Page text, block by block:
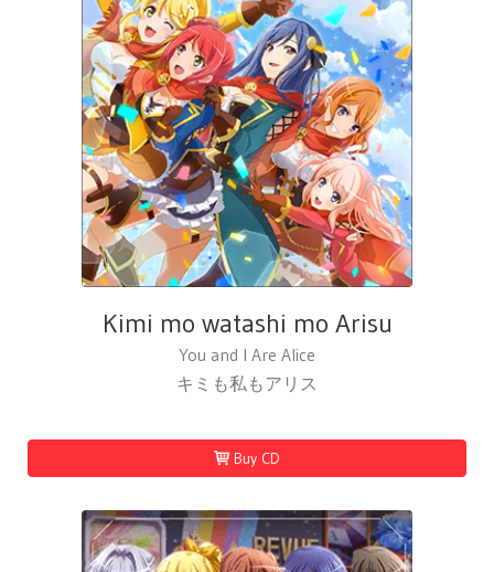
Kimi mo watashi mo Arisu
You and I Are Alice
キミも私もアリス
Buy CD